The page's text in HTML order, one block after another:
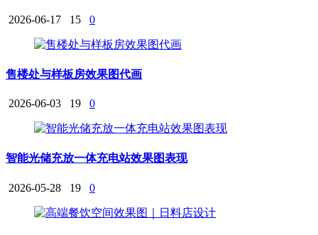
2026-06-17 15 0
售楼处与样板房效果图代画
2026-06-03 19 0
智能光储充放一体充电站效果图表现
2026-05-28 19 0